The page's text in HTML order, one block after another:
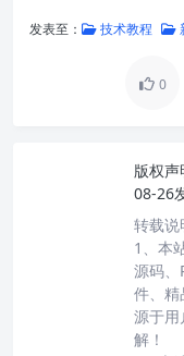
发表至： 技术教程
0
版权声
08-26
转载说
1、本
源码、
件、精
源于用
解！